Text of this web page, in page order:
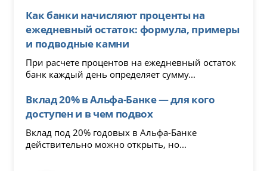
Как банки начисляют проценты на
ежедневный остаток: формула, примеры
и подводные камни
При расчете процентов на ежедневный остаток
банк каждый день определяет сумму...
Вклад 20% в Альфа-Банке — для кого
доступен и в чем подвох
Вклад под 20% годовых в Альфа-Банке
действительно можно открыть, но...